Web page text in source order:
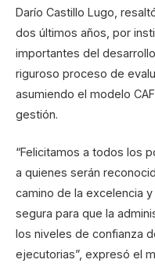
Darío Castillo Lugo,
dos últimos años, por
importantes del
riguroso proceso de
asumiendo el modelo
gestión.
“Felicitamos a todos los
a quienes serán
camino de la excelencia
segura para que la
los niveles de confianza
ejecutorias”, expresó el